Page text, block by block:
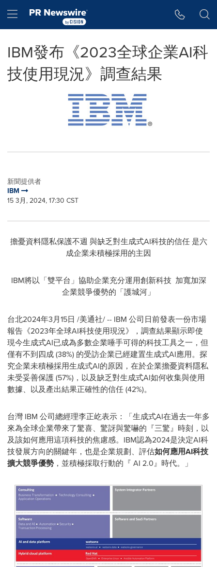
Hamburger menu
IBM發布《2023全球企業AI科
技使用現況》調查結果
新聞提供者
IBM
15 3月, 2024, 17:30 CST
擔憂資料隱私保護不週 與缺乏對生成式AI科技的信任 是六
成企業未積極採用的主因
IBM將以「雙平台」協助企業充分運用創新科技 加寬加深
企業競爭優勢的「護城河」
台北2024年3月15日 /美通社/ -- IBM 公司日前發表一份市場
報告《2023年全球AI科技使用現況》，調查結果顯示即使
現今生成式AI已成為多數企業唾手可得的科技工具之一，但
僅有不到四成 (38%) 的受訪企業已經建置生成式AI應用。探
究企業未積極採用生成式AI的原因，在於企業擔憂資料隱私
未受妥善保護 (57%)，以及缺乏對生成式AI如何收集與使用
數據、以及產出結果正確性的信任 (42%)。
台灣 IBM 公司總經理李正屹表示：「生成式AI在過去一年多
來為全球企業帶來了驚喜、驚訝與驚嚇的『三驚』時刻，以
及該如何應用這項科技的焦慮感。IBM認為2024是決定AI科
技發展方向的關鍵年，也是企業規劃、評估如何應用AI科技
擴大競爭優勢 ，並積極採取行動的『 AI 2.0』時代。」